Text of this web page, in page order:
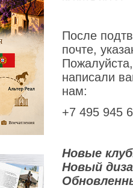
После
почте,
написали
нам:
+7 495 945
Новые
Новый